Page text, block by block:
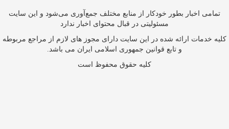
تمامی اخبار بطور خودکار از منابع مختلف جمع‌آوری می‌شود و این سایت
مسئولیتی در قبال محتوای اخبار ندارد
کلیه خدمات ارائه شده در این سایت دارای مجوز های لازم از مراجع مربوطه
و تابع قوانین جمهوری اسلامی ایران می باشد.
کلیه حقوق محفوظ است